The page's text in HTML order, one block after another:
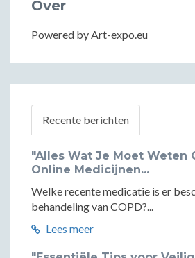
Over
Powered by Art-expo.eu
Recente berichten
"Alles Wat Je Moet Weten
Online Medicijnen...
Welke recente medicatie is er
behandeling van COPD?...
Lees meer